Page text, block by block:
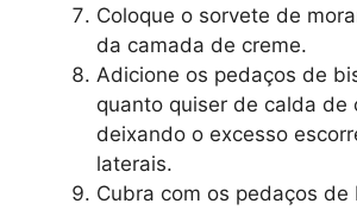
Coloque o sorvete de
da camada de creme.
Adicione os pedaços de
quanto quiser de calda de
deixando o excesso
laterais.
Cubra com os pedaços de